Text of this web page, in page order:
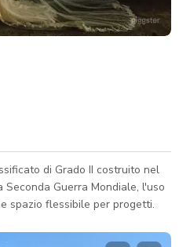
di Grado II costruito nel
Guerra Mondiale, l'uso
spazio flessibile per progetti.